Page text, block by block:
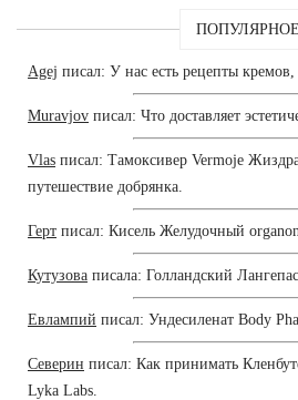
ПОПУЛЯРНОЕ
Agej писал: У нас есть рецепты кремов,
Muravjov писал: Что доставляет
Vlas писал: Тамоксивер Vermoje
путешествие добрянка.
Герт писал: Кисель Желудочный
Кутузова писала: Голландский
Евлампий писал: Ундесиленат Body
Северин писал: Как принимать
Lyka Labs.